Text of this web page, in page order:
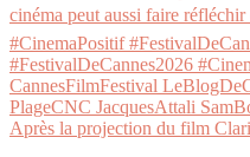
Après la projection du film